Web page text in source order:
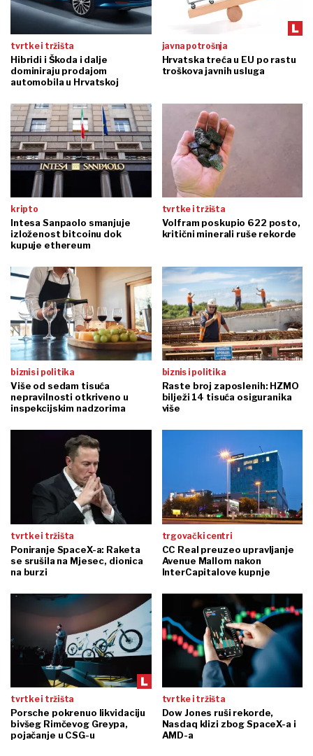
tvrtke i tržišta
Hibridi i Škoda i dalje
dominiraju prodajom
automobila u Hrvatskoj
javna potrošnja
Hrvatska treća u EU po rastu
troškova javnih usluga
kripto
Intesa Sanpaolo smanjuje
izloženost bitcoinu dok
kupuje ethereum
tvrtke i tržišta
Volfram poskupio 622 posto,
kritični minerali ruše rekorde
biznis i politika
Više od sedam tisuća
nepravilnosti otkriveno u
inspekcijskim nadzorima
biznis i politika
Raste broj zaposlenih: HZMO
bilježi 14 tisuća osiguranika
više
tvrtke i tržišta
Poniranje SpaceX-a: Raketa
se srušila na Mjesec, dionica
na burzi
trgovački centri
CC Real preuzeo upravljanje
Avenue Mallom nakon
InterCapitalove kupnje
tvrtke i tržišta
Porsche pokrenuo likvidaciju
bivšeg Rimčevog Greypa,
pojačanje u CSG-u
tvrtke i tržišta
Dow Jones ruši rekorde,
Nasdaq klizi zbog SpaceX-a i
AMD-a